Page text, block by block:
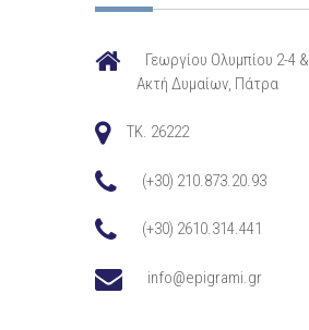
Γεωργίου Ολυμπίου 2-4
Ακτή Δυμαίων, Πάτρα
TK. 26222
(+30) 210.873.20.93
(+30) 2610.314.441
info@epigrami.gr